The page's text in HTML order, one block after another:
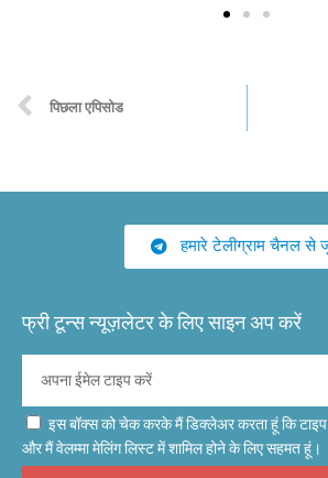
पिछला एपिसोड
हमारे टेलीग्राम चैनल से
फ्री टून्स न्यूज़लेटर के लिए साइन अप करें
इस बॉक्स को चेक करके मैं डिक्लेअर करता हूं कि टाइप
और मैं वेलम्मा मेलिंग लिस्ट में शामिल होने के लिए सहमत हूं।